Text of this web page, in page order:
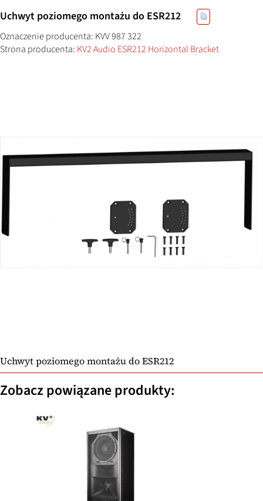
Uchwyt poziomego montażu do ESR212
Oznaczenie producenta: KVV 987 322
Strona producenta: KV2 Audio ESR212 Horizontal Bracket
Uchwyt poziomego montażu do ESR212
Zobacz powiązane produkty: